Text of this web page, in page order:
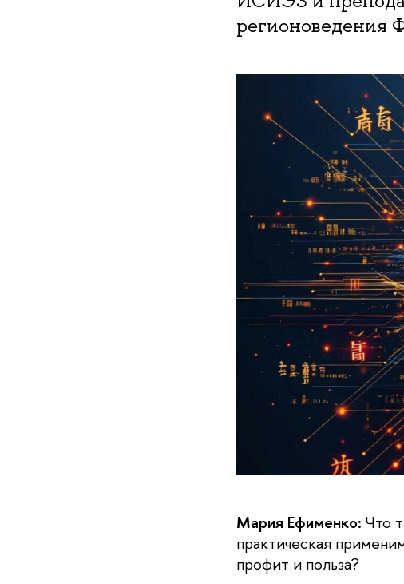
Мария Ефименко: Что
практическая
профит и польза?